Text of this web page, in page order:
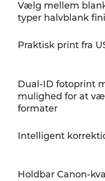
Vælg mellem
typer halvblank
Praktisk print fra
Dual-ID fotoprint
mulighed for at
formater
Intelligent
Holdbar Canon-